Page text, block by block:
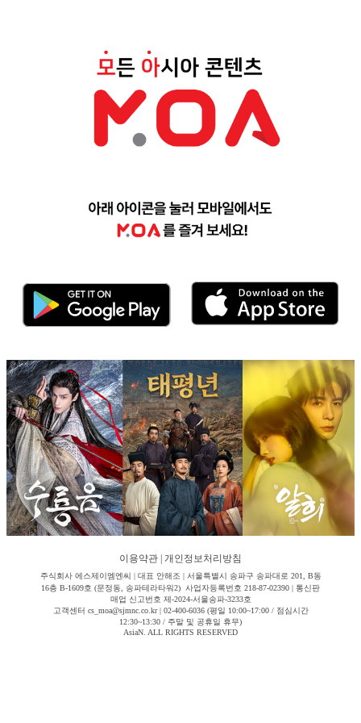
이용약관 개인정보처리방침
주식회사 에스제이엠엔씨 | 대표 안해조 | 서울특별시 송파구 송파대로 201, B동
16층 B-1609호 (문정동, 송파테라타워2) 사업자등록번호 218-87-02390 | 통신판
매업 신고번호 제-2024-서울송파-3233호
고객센터 cs_moa@sjmnc.co.kr | 02-400-6036 (평일 10:00~17:00 / 점심시간
12:30~13:30 / 주말 및 공휴일 휴무)
AsiaN. ALL RIGHTS RESERVED